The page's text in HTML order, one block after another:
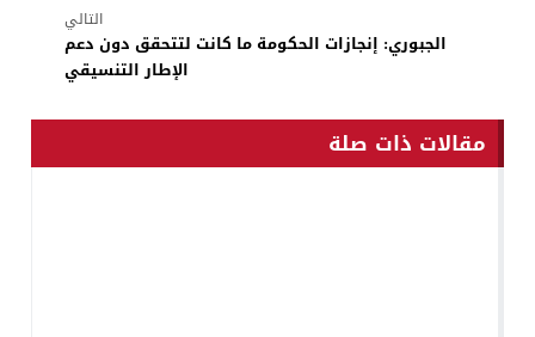
التالي
الجبوري: إنجازات الحكومة ما كانت لتتحقق دون دعم
الإطار التنسيقي
مقالات ذات صلة